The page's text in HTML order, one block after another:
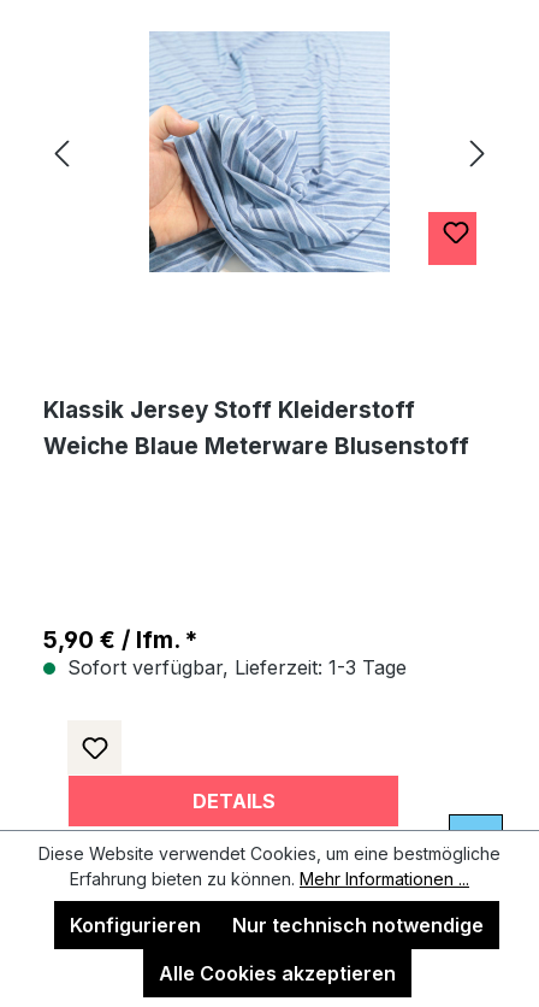
Klassik Jersey Stoff Kleiderstoff
Weiche Blaue Meterware Blusenstoff
5,90 € / lfm. *
Sofort verfügbar, Lieferzeit: 1-3 Tage
DETAILS
Diese Website verwendet Cookies, um eine bestmögliche
Erfahrung bieten zu können. Mehr Informationen ...
Nur technisch notwendige
Konfigurieren
Alle Cookies akzeptieren